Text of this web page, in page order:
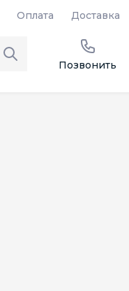
Оплата Доставка
Позвонить